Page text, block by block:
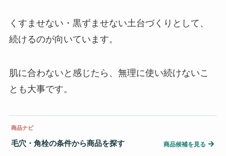
くすませない・黒ずませない土台づくりとして、
続けるのが向いています。
肌に合わないと感じたら、無理に使い続けないこ
とも大事です。
商品ナビ
毛穴・角栓の条件から商品を探す 商品候補を見る →